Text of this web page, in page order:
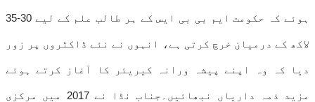
ہوئے کہ حکومت ایم بی بی ایس کے ہر طالب علم کے لیے 30-35
لاکھ کے درمیان خرچ کرتی ہے، انہوں نے نئے ڈاکٹروں پر زور
دیا کہ وہ اپنے پیشہ ورانہ کیریئر کا آغاز کرتے ہوئے
مزید ذمہ داریاں نبھائیں۔جناب نڈا نے 2017 میں مرکزی